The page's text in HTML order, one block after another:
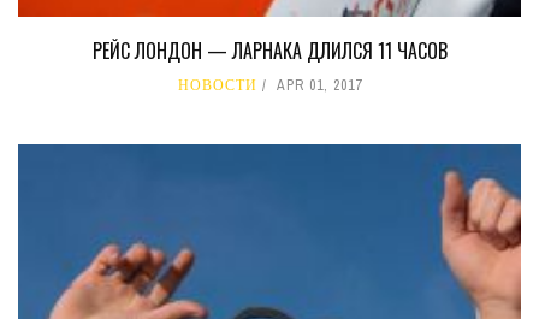
РЕЙС ЛОНДОН — ЛАРНАКА ДЛИЛСЯ 11 ЧАСОВ
НОВОСТИ APR 01, 2017